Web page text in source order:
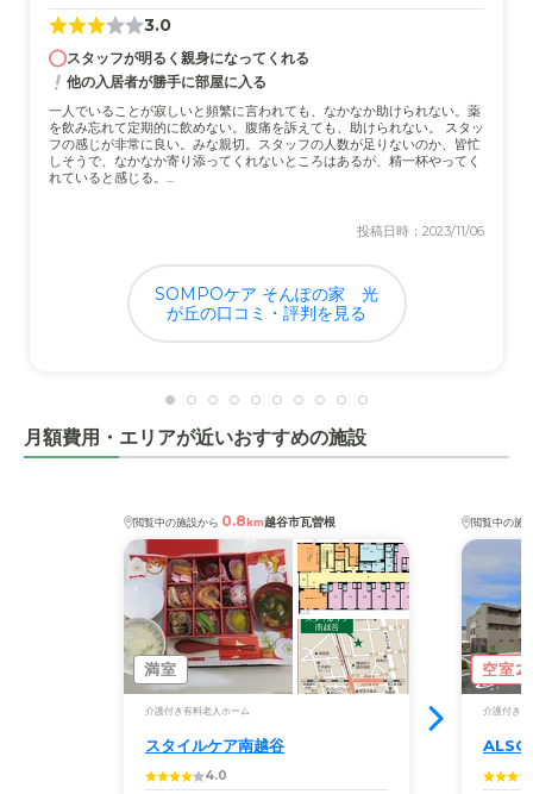
3.0
スタッフが明るく親身になってくれる
他の入居者が勝手に部屋に入る
一人でいることが寂しいと頻繁に言われても、なかなか助けられない。薬
を飲み忘れて定期的に飲めない。腹痛を訴えても、助けられない。 スタッ
フの感じが非常に良い。みな親切。スタッフの人数が足りないのか、皆忙
しそうで、なかなか寄り添ってくれないところはあるが、精一杯やってく
れていると感じる。...
投稿日時：2023/11/06
SOMPOケア そんぽの家 光
が丘の口コミ・評判を見る
月額費用・エリアが近いおすすめの施設
閲覧中の施設から 0.8km越谷市瓦曽根
満室
介護付き有料老人ホーム
スタイルケア南越谷
4.0
閲覧中の施
空室2
介護付き有